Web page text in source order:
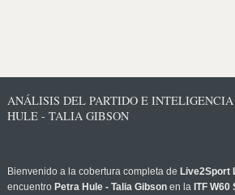
ANÁLISIS DEL PARTIDO E
HULE - TALIA GIBSON
Bienvenido a la cobertura completa de Live2Sport
encuentro Petra Hule - Talia Gibsonen la ITF